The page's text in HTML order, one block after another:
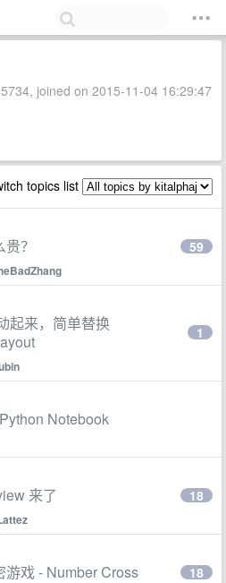
joined on 2015-11-04 16:29:47
topics list
？ 59
起来，简单替换
1
Notebook
来了 18
戏 - Number Cross 18